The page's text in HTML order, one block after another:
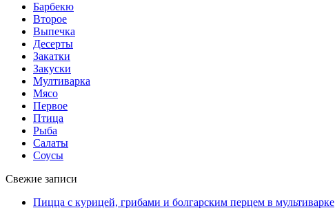
Барбекю
Второе
Выпечка
Десерты
Закатки
Закуски
Мултиварка
Мясо
Первое
Птица
Рыба
Салаты
Соусы
Свежие записи
Пицца с курицей, грибами и болгарским перцем в мультиварке